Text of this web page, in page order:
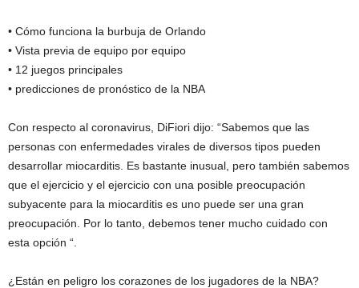
• Cómo funciona la burbuja de Orlando
• Vista previa de equipo por equipo
• 12 juegos principales
• predicciones de pronóstico de la NBA
Con respecto al coronavirus, DiFiori dijo: “Sabemos que las
personas con enfermedades virales de diversos tipos pueden
desarrollar miocarditis. Es bastante inusual, pero también sabemos
que el ejercicio y el ejercicio con una posible preocupación
subyacente para la miocarditis es uno puede ser una gran
preocupación. Por lo tanto, debemos tener mucho cuidado con
esta opción “.
¿Están en peligro los corazones de los jugadores de la NBA?